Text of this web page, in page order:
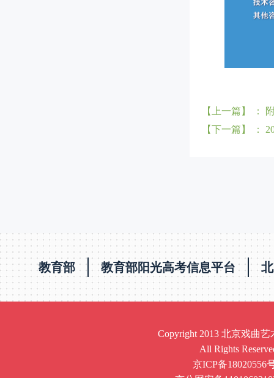
【上一篇】 ：
【下一篇】 ：
教育部 教育部阳光高考信息平台
Copyright 2013 北京戏曲
All Rights
京ICP备18020556